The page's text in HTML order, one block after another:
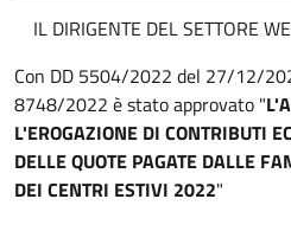
IL DIRIGENTE DEL SETTORE
Con DD 5504/2022 del 27/12/
8748/2022 è stato approvato "
L'EROGAZIONE DI CONTRIBUTI
DELLE QUOTE PAGATE DALLE
DEI CENTRI ESTIVI 2022"